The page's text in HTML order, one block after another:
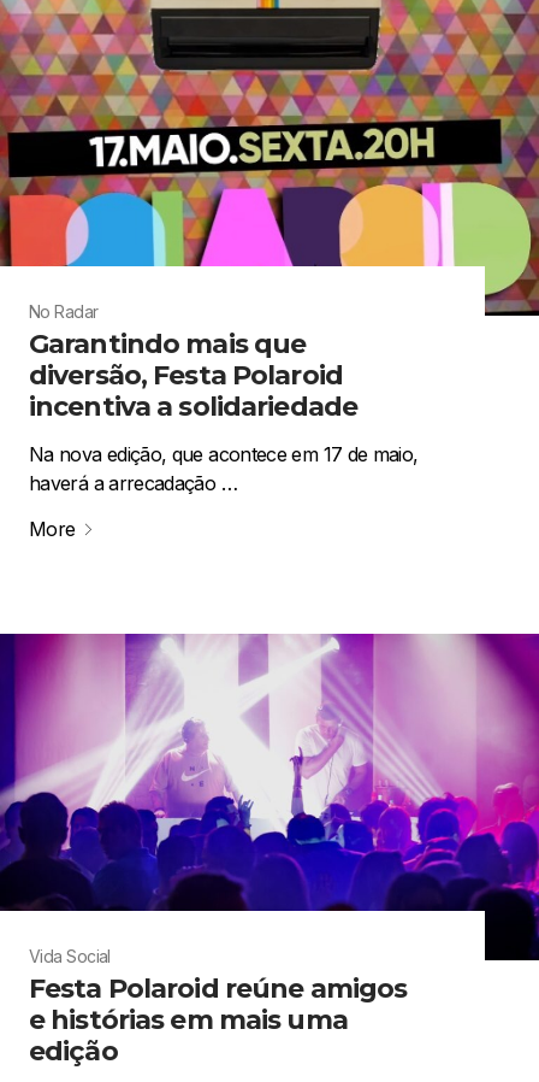
No Radar
Garantindo mais que
diversão, Festa Polaroid
incentiva a solidariedade
Na nova edição, que acontece em 17 de maio,
haverá a arrecadação …
More
Vida Social
Festa Polaroid reúne amigos
e histórias em mais uma
edição